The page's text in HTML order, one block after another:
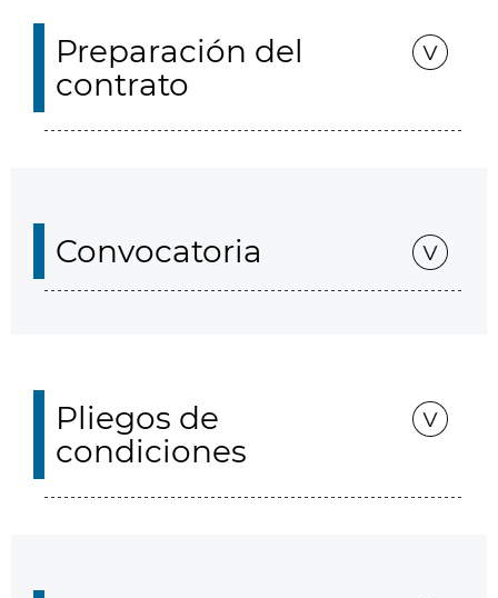
Preparación del
contrato
Convocatoria
Pliegos de
condiciones